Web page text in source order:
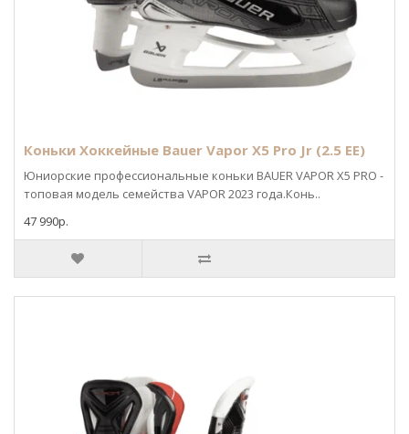
Коньки Хоккейные Bauer Vapor X5 Pro Jr (2.5 EE)
Юниорские профессиональные коньки BAUER VAPOR X5 PRO -
топовая модель семейства VAPOR 2023 года.Конь..
47 990р.